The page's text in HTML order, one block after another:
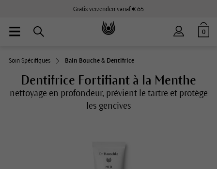
Gratis verzenden vanaf € 65
0
Soin Spécifiques Bain Bouche & Dentifrice
Dentifrice Fortifiant à la Menthe
nettoyage en profondeur, prévient le tartre et protège
les gencives